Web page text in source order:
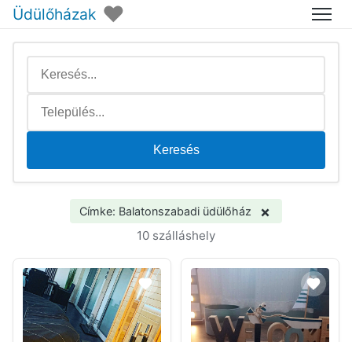
Üdülőházak ♥ Menü
Keresés
Címke: Balatonszabadi üdülőház ×
10 szálláshely